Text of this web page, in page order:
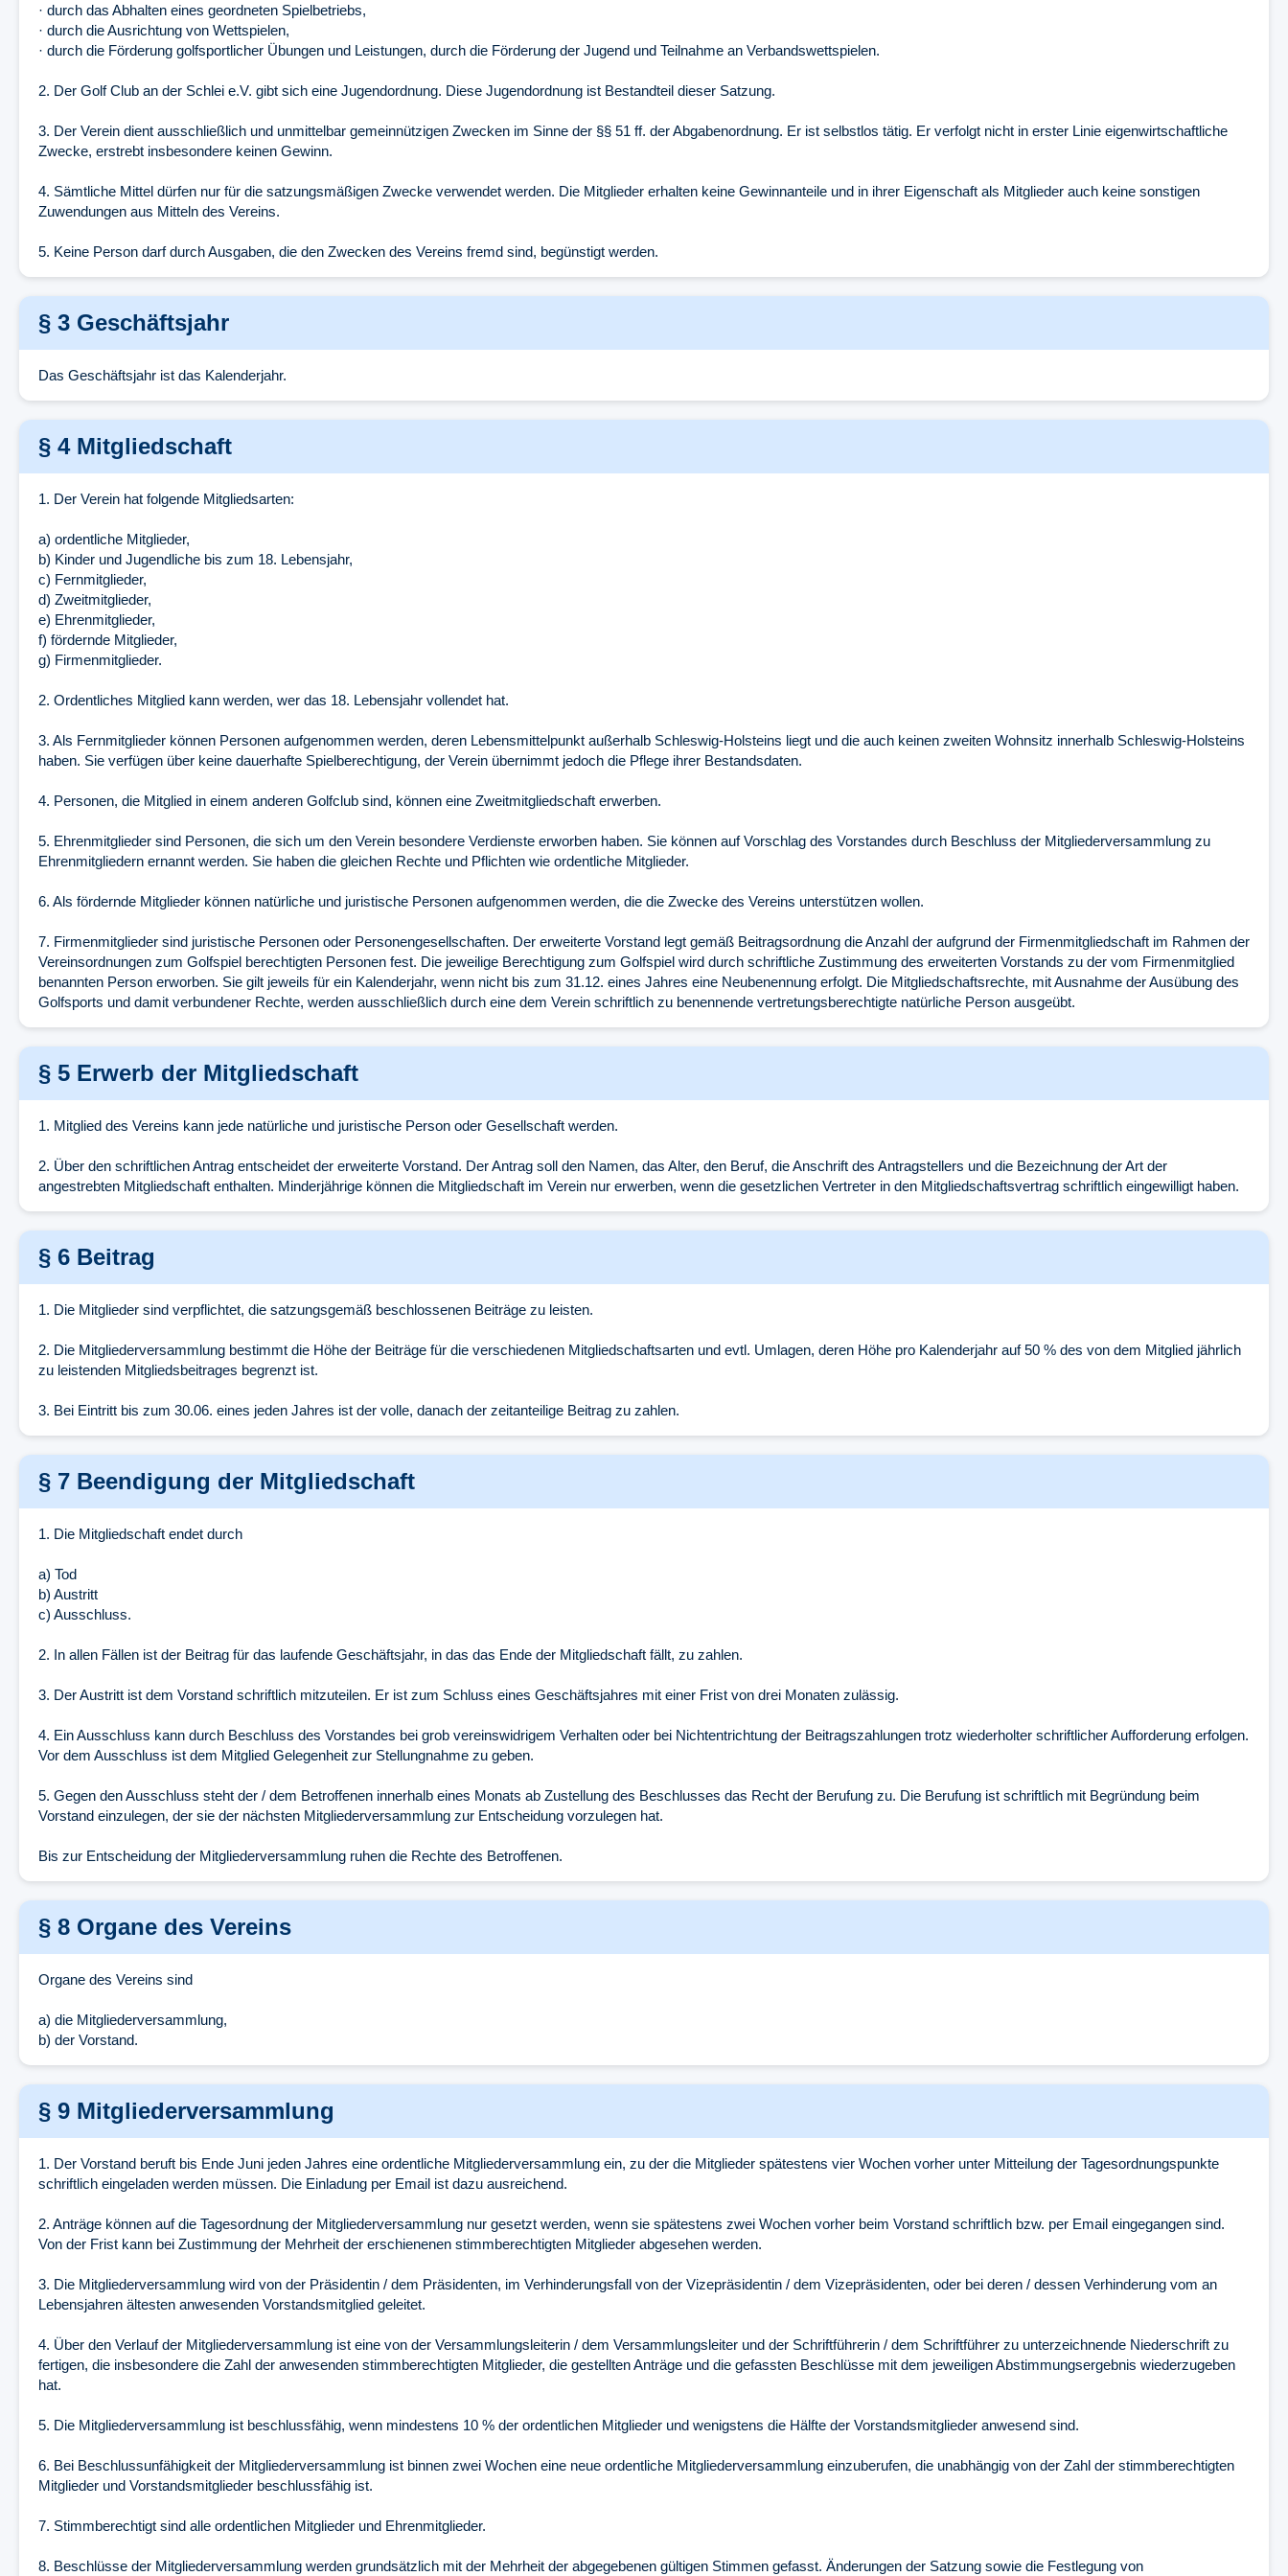
· durch das Abhalten eines geordneten Spielbetriebs,
· durch die Ausrichtung von Wettspielen,
· durch die Förderung golfsportlicher Übungen und Leistungen, durch die Förderung der Jugend und Teilnahme an Verbandswettspielen.
2. Der Golf Club an der Schlei e.V. gibt sich eine Jugendordnung. Diese Jugendordnung ist Bestandteil dieser Satzung.
3. Der Verein dient ausschließlich und unmittelbar gemeinnützigen Zwecken im Sinne der §§ 51 ff. der Abgabenordnung. Er ist selbstlos tätig. Er verfolgt nicht in erster Linie eigenwirtschaftliche
Zwecke, erstrebt insbesondere keinen Gewinn.
4. Sämtliche Mittel dürfen nur für die satzungsmäßigen Zwecke verwendet werden. Die Mitglieder erhalten keine Gewinnanteile und in ihrer Eigenschaft als Mitglieder auch keine sonstigen
Zuwendungen aus Mitteln des Vereins.
5. Keine Person darf durch Ausgaben, die den Zwecken des Vereins fremd sind, begünstigt werden.
§ 3 Geschäftsjahr
Das Geschäftsjahr ist das Kalenderjahr.
§ 4 Mitgliedschaft
1. Der Verein hat folgende Mitgliedsarten:
a) ordentliche Mitglieder,
b) Kinder und Jugendliche bis zum 18. Lebensjahr,
c) Fernmitglieder,
d) Zweitmitglieder,
e) Ehrenmitglieder,
f) fördernde Mitglieder,
g) Firmenmitglieder.
2. Ordentliches Mitglied kann werden, wer das 18. Lebensjahr vollendet hat.
3. Als Fernmitglieder können Personen aufgenommen werden, deren Lebensmittelpunkt außerhalb Schleswig-Holsteins liegt und die auch keinen zweiten Wohnsitz innerhalb Schleswig-Holsteins
haben. Sie verfügen über keine dauerhafte Spielberechtigung, der Verein übernimmt jedoch die Pflege ihrer Bestandsdaten.
4. Personen, die Mitglied in einem anderen Golfclub sind, können eine Zweitmitgliedschaft erwerben.
5. Ehrenmitglieder sind Personen, die sich um den Verein besondere Verdienste erworben haben. Sie können auf Vorschlag des Vorstandes durch Beschluss der Mitgliederversammlung zu
Ehrenmitgliedern ernannt werden. Sie haben die gleichen Rechte und Pflichten wie ordentliche Mitglieder.
6. Als fördernde Mitglieder können natürliche und juristische Personen aufgenommen werden, die die Zwecke des Vereins unterstützen wollen.
7. Firmenmitglieder sind juristische Personen oder Personengesellschaften. Der erweiterte Vorstand legt gemäß Beitragsordnung die Anzahl der aufgrund der Firmenmitgliedschaft im Rahmen der
Vereinsordnungen zum Golfspiel berechtigten Personen fest. Die jeweilige Berechtigung zum Golfspiel wird durch schriftliche Zustimmung des erweiterten Vorstands zu der vom Firmenmitglied
benannten Person erworben. Sie gilt jeweils für ein Kalenderjahr, wenn nicht bis zum 31.12. eines Jahres eine Neubenennung erfolgt. Die Mitgliedschaftsrechte, mit Ausnahme der Ausübung des
Golfsports und damit verbundener Rechte, werden ausschließlich durch eine dem Verein schriftlich zu benennende vertretungsberechtigte natürliche Person ausgeübt.
§ 5 Erwerb der Mitgliedschaft
1. Mitglied des Vereins kann jede natürliche und juristische Person oder Gesellschaft werden.
2. Über den schriftlichen Antrag entscheidet der erweiterte Vorstand. Der Antrag soll den Namen, das Alter, den Beruf, die Anschrift des Antragstellers und die Bezeichnung der Art der
angestrebten Mitgliedschaft enthalten. Minderjährige können die Mitgliedschaft im Verein nur erwerben, wenn die gesetzlichen Vertreter in den Mitgliedschaftsvertrag schriftlich eingewilligt haben.
§ 6 Beitrag
1. Die Mitglieder sind verpflichtet, die satzungsgemäß beschlossenen Beiträge zu leisten.
2. Die Mitgliederversammlung bestimmt die Höhe der Beiträge für die verschiedenen Mitgliedschaftsarten und evtl. Umlagen, deren Höhe pro Kalenderjahr auf 50 % des von dem Mitglied jährlich
zu leistenden Mitgliedsbeitrages begrenzt ist.
3. Bei Eintritt bis zum 30.06. eines jeden Jahres ist der volle, danach der zeitanteilige Beitrag zu zahlen.
§ 7 Beendigung der Mitgliedschaft
1. Die Mitgliedschaft endet durch
a) Tod
b) Austritt
c) Ausschluss.
2. In allen Fällen ist der Beitrag für das laufende Geschäftsjahr, in das das Ende der Mitgliedschaft fällt, zu zahlen.
3. Der Austritt ist dem Vorstand schriftlich mitzuteilen. Er ist zum Schluss eines Geschäftsjahres mit einer Frist von drei Monaten zulässig.
4. Ein Ausschluss kann durch Beschluss des Vorstandes bei grob vereinswidrigem Verhalten oder bei Nichtentrichtung der Beitragszahlungen trotz wiederholter schriftlicher Aufforderung erfolgen.
Vor dem Ausschluss ist dem Mitglied Gelegenheit zur Stellungnahme zu geben.
5. Gegen den Ausschluss steht der / dem Betroffenen innerhalb eines Monats ab Zustellung des Beschlusses das Recht der Berufung zu. Die Berufung ist schriftlich mit Begründung beim
Vorstand einzulegen, der sie der nächsten Mitgliederversammlung zur Entscheidung vorzulegen hat.
Bis zur Entscheidung der Mitgliederversammlung ruhen die Rechte des Betroffenen.
§ 8 Organe des Vereins
Organe des Vereins sind
a) die Mitgliederversammlung,
b) der Vorstand.
§ 9 Mitgliederversammlung
1. Der Vorstand beruft bis Ende Juni jeden Jahres eine ordentliche Mitgliederversammlung ein, zu der die Mitglieder spätestens vier Wochen vorher unter Mitteilung der Tagesordnungspunkte
schriftlich eingeladen werden müssen. Die Einladung per Email ist dazu ausreichend.
2. Anträge können auf die Tagesordnung der Mitgliederversammlung nur gesetzt werden, wenn sie spätestens zwei Wochen vorher beim Vorstand schriftlich bzw. per Email eingegangen sind.
Von der Frist kann bei Zustimmung der Mehrheit der erschienenen stimmberechtigten Mitglieder abgesehen werden.
3. Die Mitgliederversammlung wird von der Präsidentin / dem Präsidenten, im Verhinderungsfall von der Vizepräsidentin / dem Vizepräsidenten, oder bei deren / dessen Verhinderung vom an
Lebensjahren ältesten anwesenden Vorstandsmitglied geleitet.
4. Über den Verlauf der Mitgliederversammlung ist eine von der Versammlungsleiterin / dem Versammlungsleiter und der Schriftführerin / dem Schriftführer zu unterzeichnende Niederschrift zu
fertigen, die insbesondere die Zahl der anwesenden stimmberechtigten Mitglieder, die gestellten Anträge und die gefassten Beschlüsse mit dem jeweiligen Abstimmungsergebnis wiederzugeben
hat.
5. Die Mitgliederversammlung ist beschlussfähig, wenn mindestens 10 % der ordentlichen Mitglieder und wenigstens die Hälfte der Vorstandsmitglieder anwesend sind.
6. Bei Beschlussunfähigkeit der Mitgliederversammlung ist binnen zwei Wochen eine neue ordentliche Mitgliederversammlung einzuberufen, die unabhängig von der Zahl der stimmberechtigten
Mitglieder und Vorstandsmitglieder beschlussfähig ist.
7. Stimmberechtigt sind alle ordentlichen Mitglieder und Ehrenmitglieder.
8. Beschlüsse der Mitgliederversammlung werden grundsätzlich mit der Mehrheit der abgegebenen gültigen Stimmen gefasst. Änderungen der Satzung sowie die Festlegung von